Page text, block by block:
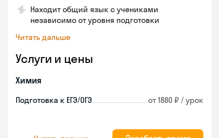
Находит общий язык с учениками
независимо от уровня подготовки
Читать дальше
Услуги и цены
Химия
Подготовка к ЕГЭ/ОГЭ от 1880 ₽ / урок